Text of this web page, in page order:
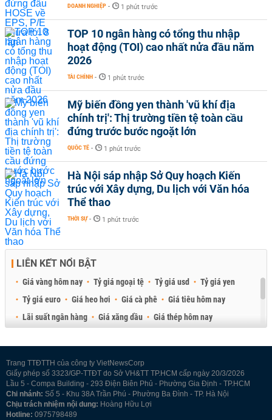
DOANH NGHIỆP - 1 phút trước
TOP 10 ngân hàng có tổng thu nhập
hoạt động (TOI) cao nhất nửa đầu năm
2026
TÀI CHÍNH - 1 phút trước
Mỹ biến đồng yen thành 'vũ khí địa
chính trị': Thị trường tiền tệ toàn cầu
đứng trước bước ngoặt lớn
QUỐC TẾ - 1 phút trước
Hà Nội sáp nhập Sở Quy hoạch Kiến
trúc với Xây dựng, Du lịch với Văn hóa
Thể thao
THỜI SỰ - 1 phút trước
LIÊN KẾT NỔI BẬT
Giá vàng hôm nay Tỷ giá ngoại tệ Tỷ giá usd
Tỷ giá yen
Tỷ giá euro
Giá heo hơi Giá cà phê
Giá tiêu hôm nay
Lãi suất ngân hàng
Giá xăng dầu
Giá thép hôm nay
Trang TTĐTTH của công ty VietNewsCorp
Giấy phép số 3323/GP-TTĐT do Sở VH&TT TP.HCM cấp ngày 20/3/2026
Lầu 5 - Compa Building - 293 Điện Biên Phủ - Phường Gia Định - TP.HCM
Chi nhánh: Số 5 - Khu 38A Trần Phú - Phường Ba Đình - TP. Hà Nội
Chịu trách nhiệm nội dung: Hoàng Hữu Lợi
Hotline: 0975798489